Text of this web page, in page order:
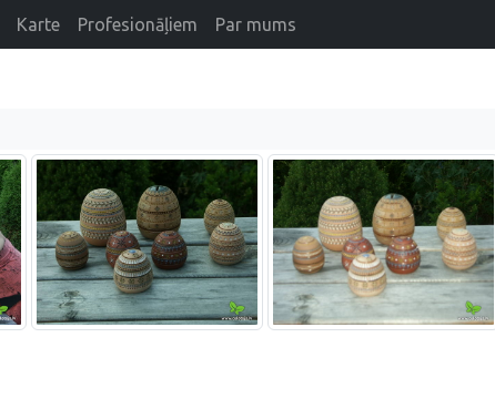
Karte Profesionāļiem Par mums